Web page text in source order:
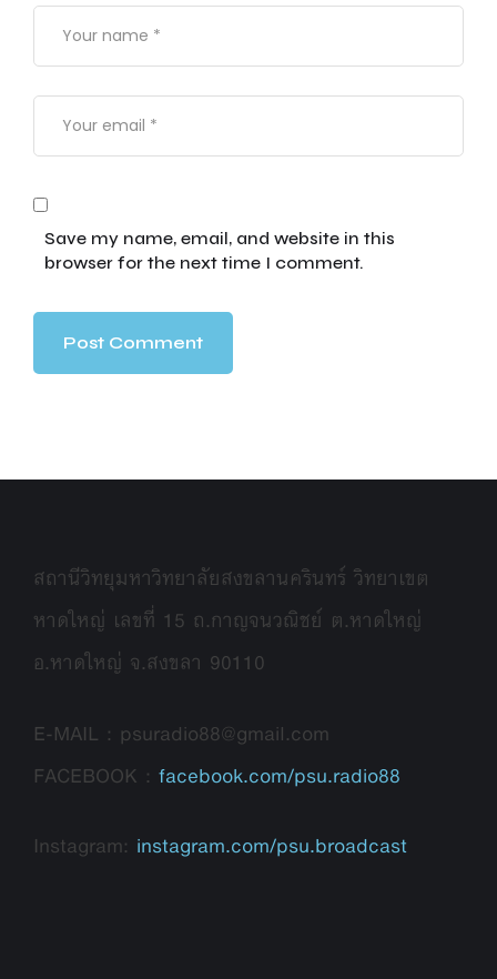
Save my name, email, and website in this
browser for the next time I comment.
สถานีวิทยุมหาวิทยาลัยสงขลานครินทร์ วิทยาเขต
หาดใหญ่ เลขที่ 15 ถ.กาญจนวณิชย์ ต.หาดใหญ่
อ.หาดใหญ่ จ.สงขลา 90110
E-MAIL : psuradio88@gmail.com
FACEBOOK : facebook.com/psu.radio88
Instagram: instagram.com/psu.broadcast